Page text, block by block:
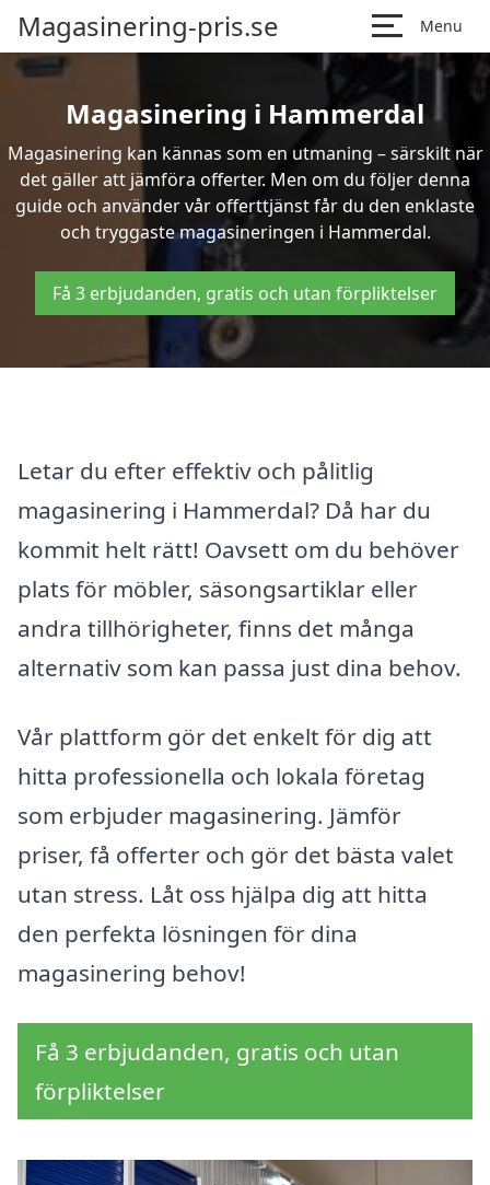
Magasinering-pris.se Menu
Magasinering i Hammerdal
Magasinering kan kännas som en utmaning – särskilt när
det gäller att jämföra offerter. Men om du följer denna
guide och använder vår offerttjänst får du den enklaste
och tryggaste magasineringen i Hammerdal.
Få 3 erbjudanden, gratis och utan förpliktelser
Letar du efter effektiv och pålitlig
magasinering i Hammerdal? Då har du
kommit helt rätt! Oavsett om du behöver
plats för möbler, säsongsartiklar eller
andra tillhörigheter, finns det många
alternativ som kan passa just dina behov.
Vår plattform gör det enkelt för dig att
hitta professionella och lokala företag
som erbjuder magasinering. Jämför
priser, få offerter och gör det bästa valet
utan stress. Låt oss hjälpa dig att hitta
den perfekta lösningen för dina
magasinering behov!
Få 3 erbjudanden, gratis och utan
förpliktelser